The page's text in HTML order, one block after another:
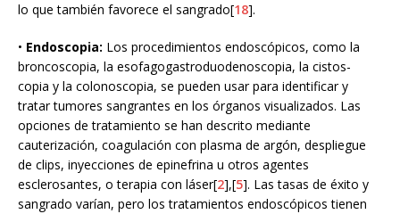
lo que también favorece el sangrado[18].
• Endoscopia: Los procedimientos endoscópicos, como la
broncoscopia, la esofagogastroduodenoscopia, la cistos-
copia y la colonoscopia, se pueden usar para identificar y
tratar tumores sangrantes en los órganos visualizados. Las
opciones de tratamiento se han descrito mediante
cauterización, coagulación con plasma de argón, despliegue
de clips, inyecciones de epinefrina u otros agentes
esclerosantes, o terapia con láser[2],[5]. Las tasas de éxito y
sangrado varían, pero los tratamientos endoscópicos tienen